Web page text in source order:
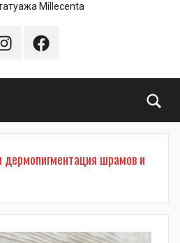
Millecenta
Facebook
дермопигментация шрамов и